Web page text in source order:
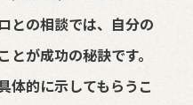
との相談では、自分の
が成功の秘訣です。
体的に示してもらうこ